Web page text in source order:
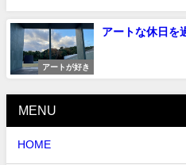
アートが好き
アートな休日を
MENU
HOME